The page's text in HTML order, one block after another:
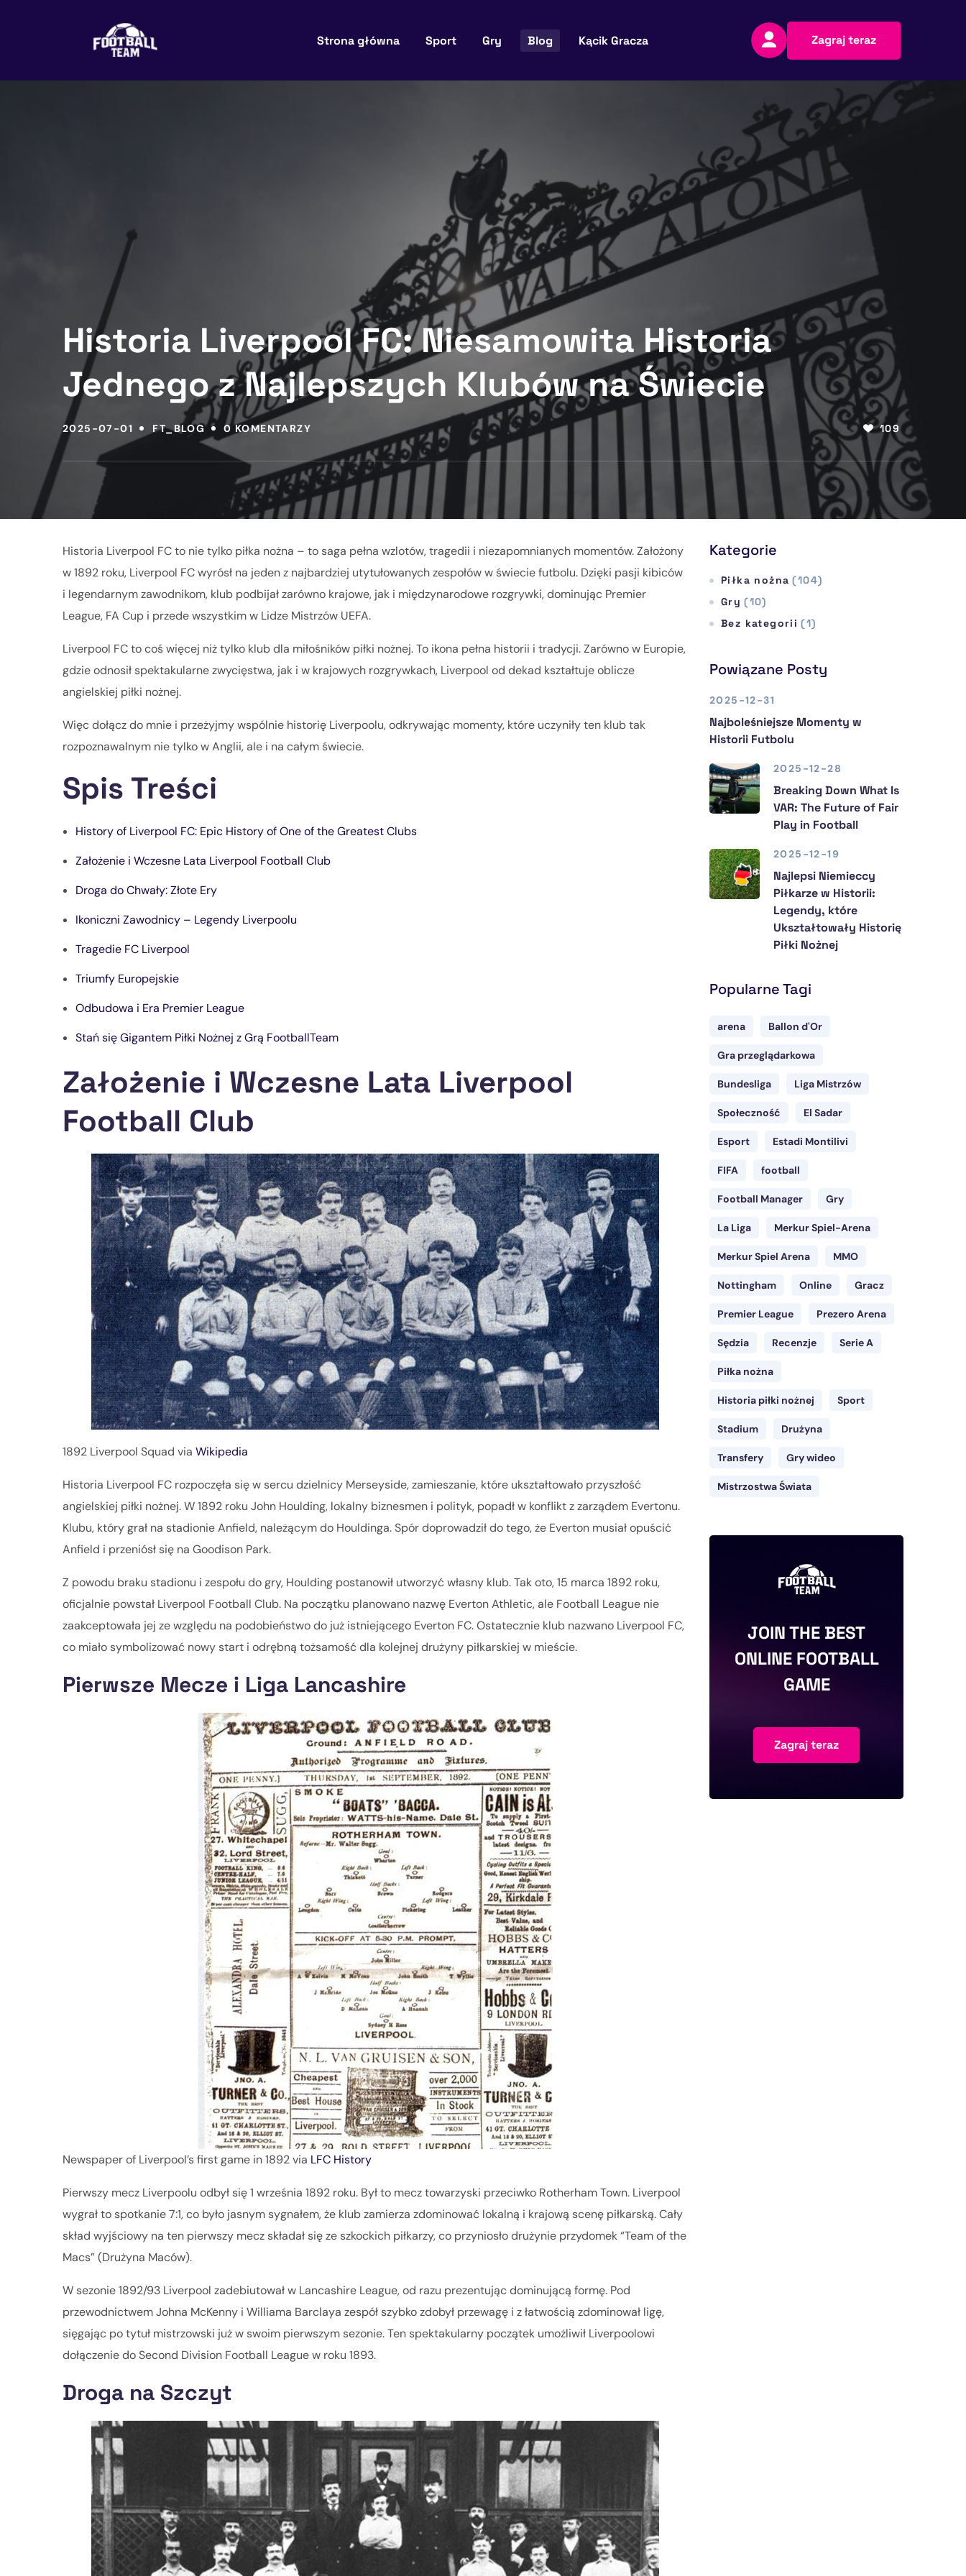
Strona główna Sport Gry Blog Kącik Gracza Zagraj teraz
Historia Liverpool FC: Niesamowita Historia
Jednego z Najlepszych Klubów na Świecie
2025-07-01 FT_BLOG 0 KOMENTARZY 109
Historia Liverpool FC to nie tylko piłka nożna – to saga pełna wzlotów, tragedii i niezapomnianych momentów. Założony
w 1892 roku, Liverpool FC wyrósł na jeden z najbardziej utytułowanych zespołów w świecie futbolu. Dzięki pasji kibiców
i legendarnym zawodnikom, klub podbijał zarówno krajowe, jak i międzynarodowe rozgrywki, dominując Premier
League, FA Cup i przede wszystkim w Lidze Mistrzów UEFA.
Liverpool FC to coś więcej niż tylko klub dla miłośników piłki nożnej. To ikona pełna historii i tradycji. Zarówno w Europie,
gdzie odnosił spektakularne zwycięstwa, jak i w krajowych rozgrywkach, Liverpool od dekad kształtuje oblicze
angielskiej piłki nożnej.
Więc dołącz do mnie i przeżyjmy wspólnie historię Liverpoolu, odkrywając momenty, które uczyniły ten klub tak
rozpoznawalnym nie tylko w Anglii, ale i na całym świecie.
Spis Treści
History of Liverpool FC: Epic History of One of the Greatest Clubs
Założenie i Wczesne Lata Liverpool Football Club
Droga do Chwały: Złote Ery
Ikoniczni Zawodnicy – Legendy Liverpoolu
Tragedie FC Liverpool
Triumfy Europejskie
Odbudowa i Era Premier League
Stań się Gigantem Piłki Nożnej z Grą FootballTeam
Założenie i Wczesne Lata Liverpool
Football Club
1892 Liverpool Squad via Wikipedia
Historia Liverpool FC rozpoczęła się w sercu dzielnicy Merseyside, zamieszanie, które ukształtowało przyszłość
angielskiej piłki nożnej. W 1892 roku John Houlding, lokalny biznesmen i polityk, popadł w konflikt z zarządem Evertonu.
Klubu, który grał na stadionie Anfield, należącym do Houldinga. Spór doprowadził do tego, że Everton musiał opuścić
Anfield i przeniósł się na Goodison Park.
Z powodu braku stadionu i zespołu do gry, Houlding postanowił utworzyć własny klub. Tak oto, 15 marca 1892 roku,
oficjalnie powstał Liverpool Football Club. Na początku planowano nazwę Everton Athletic, ale Football League nie
zaakceptowała jej ze względu na podobieństwo do już istniejącego Everton FC. Ostatecznie klub nazwano Liverpool FC,
co miało symbolizować nowy start i odrębną tożsamość dla kolejnej drużyny piłkarskiej w mieście.
Pierwsze Mecze i Liga Lancashire
Newspaper of Liverpool’s first game in 1892 via LFC History
Pierwszy mecz Liverpoolu odbył się 1 września 1892 roku. Był to mecz towarzyski przeciwko Rotherham Town. Liverpool
wygrał to spotkanie 7:1, co było jasnym sygnałem, że klub zamierza zdominować lokalną i krajową scenę piłkarską. Cały
skład wyjściowy na ten pierwszy mecz składał się ze szkockich piłkarzy, co przyniosło drużynie przydomek “Team of the
Macs” (Drużyna Maców).
W sezonie 1892/93 Liverpool zadebiutował w Lancashire League, od razu prezentując dominującą formę. Pod
przewodnictwem Johna McKenny i Williama Barclaya zespół szybko zdobył przewagę i z łatwością zdominował ligę,
sięgając po tytuł mistrzowski już w swoim pierwszym sezonie. Ten spektakularny początek umożliwił Liverpoolowi
dołączenie do Second Division Football League w roku 1893.
Droga na Szczyt
Kategorie
Piłka nożna (104)
Gry (10)
Bez kategorii (1)
Powiązane Posty
2025-12-31
Najboleśniejsze Momenty w
Historii Futbolu
2025-12-28
Breaking Down What Is
VAR: The Future of Fair
Play in Football
2025-12-19
Najlepsi Niemieccy
Piłkarze w Historii:
Legendy, które
Ukształtowały Historię
Piłki Nożnej
Popularne Tagi
arena Ballon d'Or
Gra przeglądarkowa
Bundesliga Liga Mistrzów
Społeczność El Sadar
Esport Estadi Montilivi
FIFA football
Football Manager Gry
La Liga Merkur Spiel-Arena
Merkur Spiel Arena MMO
Nottingham Online Gracz
Premier League Prezero Arena
Sędzia Recenzje Serie A
Piłka nożna
Historia piłki nożnej Sport
Stadium Drużyna
Transfery Gry wideo
Mistrzostwa Świata
JOIN THE BEST
ONLINE FOOTBALL
GAME
Zagraj teraz